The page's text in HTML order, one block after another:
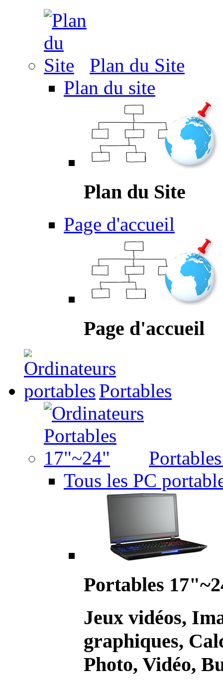
Plan du Site
Plan du site
Plan du Site
Page d'accueil
Page d'accueil
Portables
Tous les PC
Portables
Jeux vidéos,
graphiques,
Photo, Vidéo,